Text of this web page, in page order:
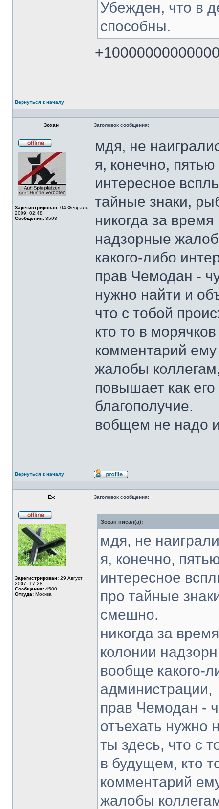
Убежден, что в
способны.
Вернуться к началу
Зохан Заголовок сообщения:
в
сети
Зарегистрирован: 04 Февраль
2009, 02:48
Сообщения: 3593
мдя, не
я, конечно,
интересное
тайные знаки,
никогда за
надзорные
какого-либо
прав Чемодан -
нужно найти и
что с тобой
кто то в
комментарий
жалобы
повышает как
благополучие.
вобщем не надо
Вернуться к началу
Профиль
Ёж Заголовок сообщения:
в
сети
Зарегистрирован: 29 Август
2007, 17:28
Сообщения: 4500
Откуда: Москва
Зохан писал(а):
мдя, не
я, конечно,
интересное
про тайные
смешно.
никогда за
колонии
вообще какого-
администрации,
прав Чемодан -
отъехать нужно
ты здесь, что с
в будущем, кто
комментарий
жалобы